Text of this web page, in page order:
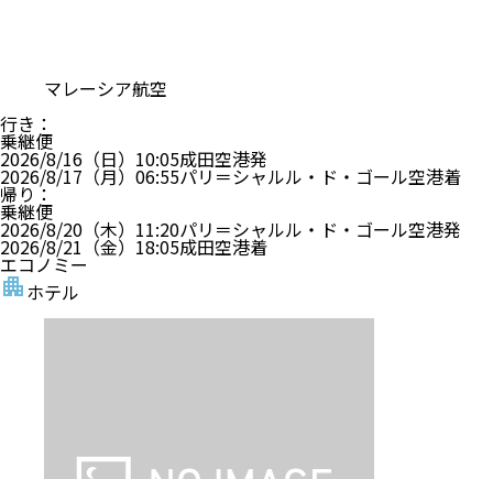
マレーシア航空
行き ：
乗継便
2026/8/16（日） 10:05成田空港発
2026/8/17（月） 06:55パリ＝シャルル・ド・ゴール空港着
帰り ：
乗継便
2026/8/20（木） 11:20パリ＝シャルル・ド・ゴール空港発
2026/8/21（金） 18:05成田空港着
エコノミー
ホテル